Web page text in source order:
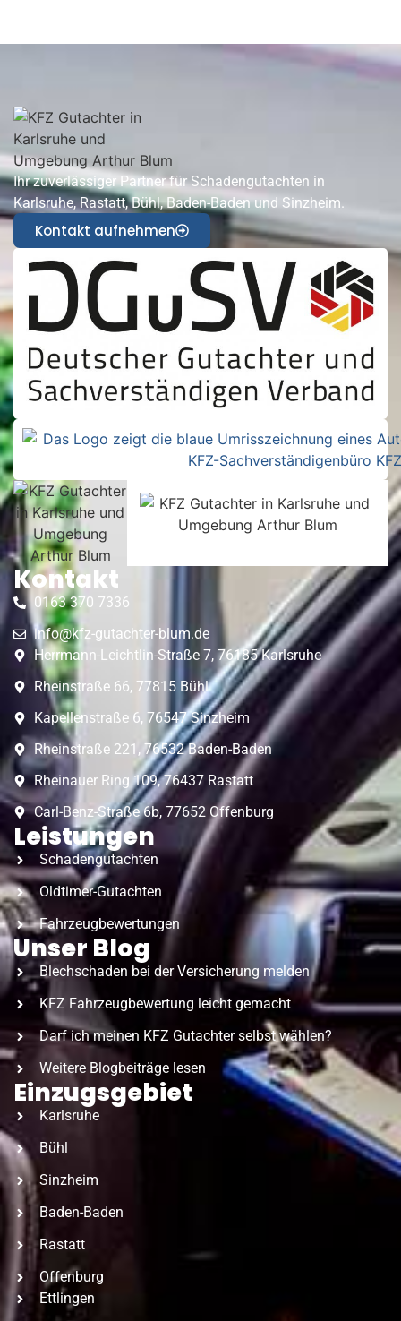
Ihr zuverlässiger Partner für Schadengutachten in
Karlsruhe, Rastatt, Bühl, Baden-Baden und Sinzheim.
Kontakt aufnehmen
Kontakt
0163 370 7336
info@kfz-gutachter-blum.de
Herrmann-Leichtlin-Straße 7, 76185 Karlsruhe
Rheinstraße 66, 77815 Bühl
Kapellenstraße 6, 76547 Sinzheim
Rheinstraße 221, 76532 Baden-Baden
Rheinauer Ring 109, 76437 Rastatt
Carl-Benz-Straße 6b, 77652 Offenburg
Leistungen
Schadengutachten
Oldtimer-Gutachten
Fahrzeugbewertungen
Unser Blog
Blechschaden bei der Versicherung melden
KFZ Fahrzeugbewertung leicht gemacht
Darf ich meinen KFZ Gutachter selbst wählen?
Weitere Blogbeiträge lesen
Einzugsgebiet
Karlsruhe
Bühl
Sinzheim
Baden-Baden
Rastatt
Offenburg
Ettlingen